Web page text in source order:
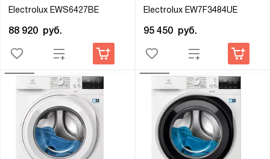
Electrolux EWS6427BE
88 920 руб.
Electrolux EW7F3484UE
95 450 руб.